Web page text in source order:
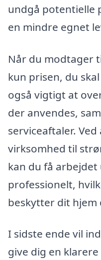
undgå potentielle
en mindre egnet
Når du modtager
kun prisen, du
også vigtigt at
der anvendes,
serviceaftaler.
virksomhed til
kan du få
professionelt,
beskytter dit hjem
I sidste ende vil
give dig en